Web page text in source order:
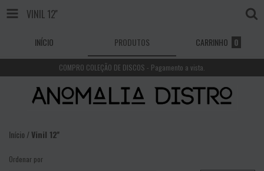
VINIL 12''
INÍCIO PRODUTOS CARRINHO 0
COMPRO COLEÇÃO DE DISCOS - Pagamento a vista.
Início /Vinil 12''
Ordenar por